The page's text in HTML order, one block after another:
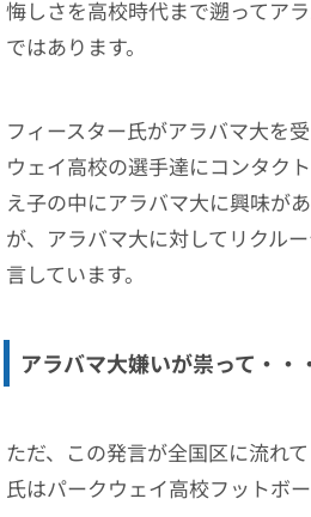
悔しさを高校時代まで遡ってア
ではあります。
フィースター氏がアラバマ大を
ウェイ高校の選手達にコンタク
え子の中にアラバマ大に興味が
が、アラバマ大に対してリクル
言しています。
アラバマ大嫌いが祟って・・
ただ、この発言が全国区に流れ
氏はパークウェイ高校フットボ